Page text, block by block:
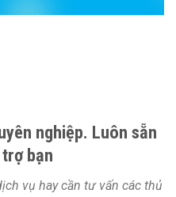
nghiệp. Luôn sẵn
bạn
vụ hay cần tư vấn các thủ